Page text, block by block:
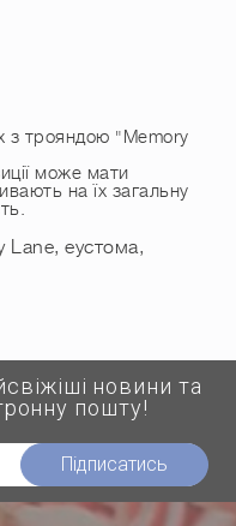
з трояндою "Memory
може мати
на їх загальну
Lane, еустома,
новини та
пошту!
Підписатись